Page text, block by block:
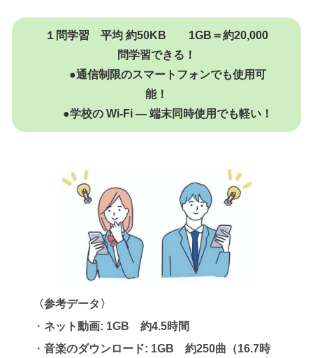
１問学習 平均 約50KB 1GB＝約20,000
問学習できる！
●通信制限のスマートフォンでも使用可
能！
●学校の Wi-Fi ― 端末同時使用でも軽い！
〈参考データ〉
・ ネット動画: 1GB 約4.5時間
・ 音楽のダウンロード: 1GB 約250曲（16.7時